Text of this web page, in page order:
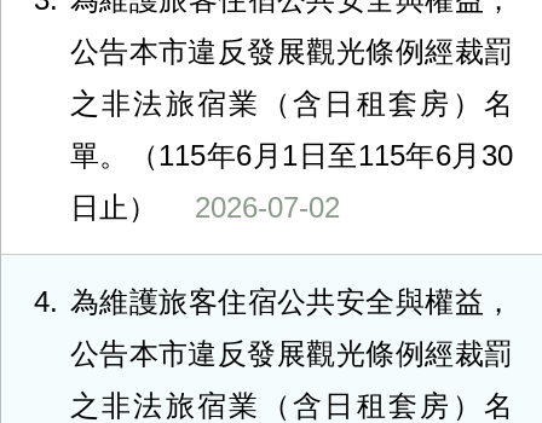
公告本市違反發展觀光條例經裁罰
之非法旅宿業（含日租套房）名
單。（115年6月1日至115年6月30
日止）
2026-07-02
4
為維護旅客住宿公共安全與權益，
公告本市違反發展觀光條例經裁罰
之非法旅宿業（含日租套房）名